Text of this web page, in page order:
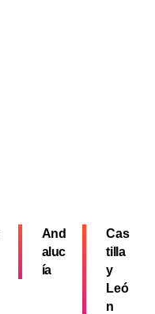
And
aluc
ía
Cas
tilla
y
Leó
n